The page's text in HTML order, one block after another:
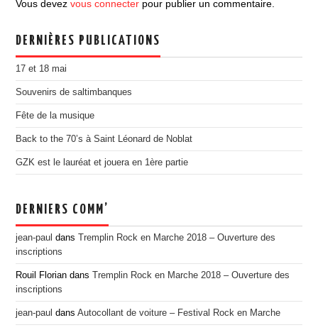
EDITION 2016
EDITION 2015
EDITION 2012
PRESSE
CONTACT
Vous devezvous connecter pour publier un commentaire.
DERNIÈRES PUBLICATIONS
17 et 18 mai
Souvenirs de saltimbanques
Fête de la musique
Back to the 70’s à Saint Léonard de Noblat
GZK est le lauréat et jouera en 1ère partie
DERNIERS COMM’
jean-paul dansTremplin Rock en Marche 2018 – Ouverture des
inscriptions
Rouil Florian dansTremplin Rock en Marche 2018 – Ouverture des
inscriptions
jean-paul dansAutocollant de voiture – Festival Rock en Marche